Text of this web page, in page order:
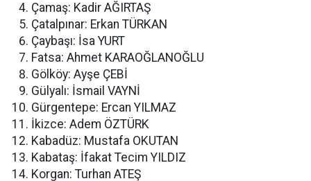
Çamaş: Kadir AĞIRTAŞ
Çatalpınar: Erkan TÜRKAN
Çaybaşı: İsa YURT
Fatsa: Ahmet KARAOĞLANOĞLU
Gölköy: Ayşe ÇEBİ
Gülyalı: İsmail VAYNİ
Gürgentepe: Ercan YILMAZ
İkizce: Adem ÖZTÜRK
Kabadüz: Mustafa OKUTAN
Kabataş: İfakat Tecim YILDIZ
Korgan: Turhan ATEŞ